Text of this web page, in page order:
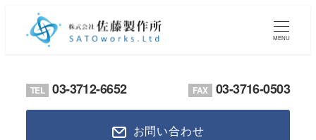
MENU
TEL 03-3712-6652 FAX 03-3716-0503
お問い合わせ